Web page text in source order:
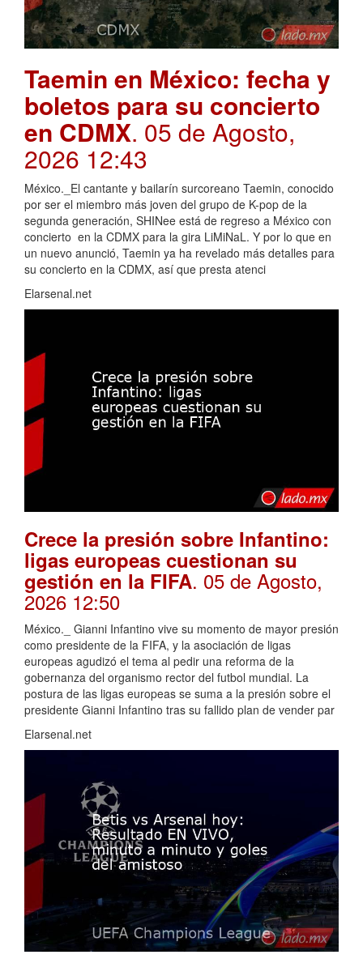
Taemin en México: fecha y
boletos para su concierto
en CDMX. 05 de Agosto,
2026 12:43
México._El cantante y bailarín surcoreano Taemin, conocido
por ser el miembro más joven del grupo de K-pop de la
segunda generación, SHINee está de regreso a México con
concierto en la CDMX para la gira LiMiNaL. Y por lo que en
un nuevo anunció, Taemin ya ha revelado más detalles para
su concierto en la CDMX, así que presta atenci
Elarsenal.net
Crece la presión sobre Infantino:
ligas europeas cuestionan su
gestión en la FIFA. 05 de Agosto,
2026 12:50
México._ Gianni Infantino vive su momento de mayor presión
como presidente de la FIFA, y la asociación de ligas
europeas agudizó el tema al pedir una reforma de la
gobernanza del organismo rector del futbol mundial. La
postura de las ligas europeas se suma a la presión sobre el
presidente Gianni Infantino tras su fallido plan de vender par
Elarsenal.net